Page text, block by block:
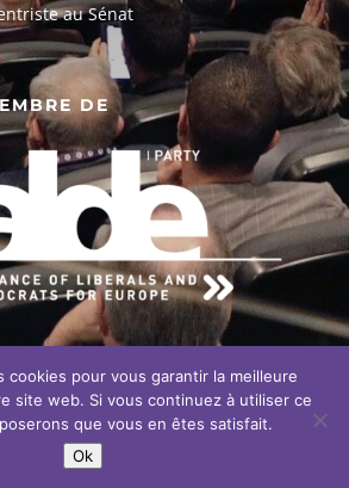
au Sénat
DE
PLUS SUR NOTRE
EUROPÉEN
cookies pour vous garantir la meilleure
site web. Si vous continuez à utiliser ce
que vous en êtes satisfait.
Ok